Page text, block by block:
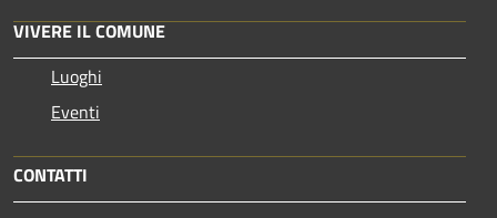
VIVERE IL COMUNE
Luoghi
Eventi
CONTATTI